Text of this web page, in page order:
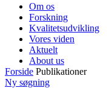
Om os
Forskning
Kvalitetsudvikling
Vores viden
Aktuelt
About us
Forside Publikationer
Ny søgning